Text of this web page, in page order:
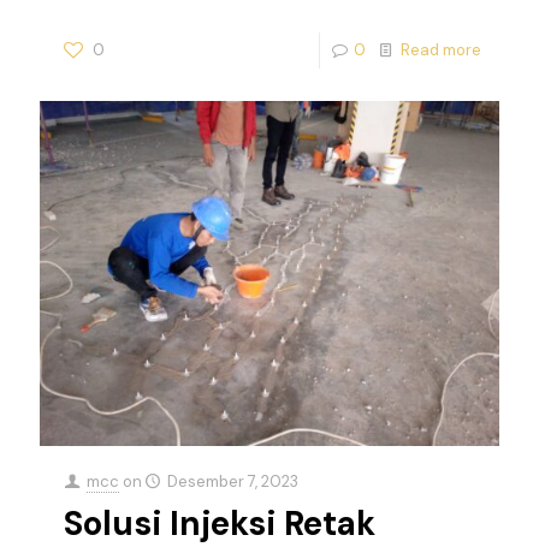
0 0 Read more
mcc on Desember 7, 2023
Solusi Injeksi Retak